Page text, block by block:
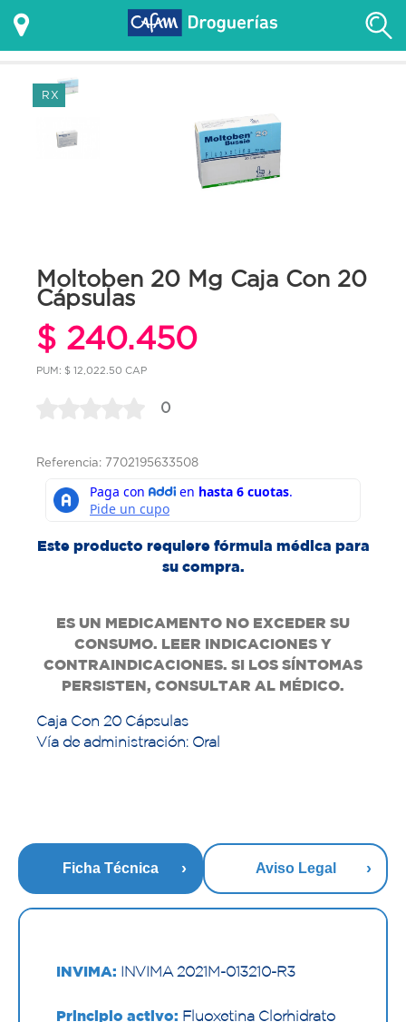
RX
Moltoben 20 Mg Caja Con 20
Cápsulas
$ 240.450
PUM: $ 12,022.50 CAP
0
Referencia: 7702195633508
Este producto requiere fórmula médica para
su compra.
ES UN MEDICAMENTO NO EXCEDER SU
CONSUMO. LEER INDICACIONES Y
CONTRAINDICACIONES. SI LOS SÍNTOMAS
PERSISTEN, CONSULTAR AL MÉDICO.
Caja Con 20 Cápsulas
Vía de administración: Oral
Ficha Técnica Aviso Legal
INVIMA: INVIMA 2021M-013210-R3
Principio activo: Fluoxetina Clorhidrato